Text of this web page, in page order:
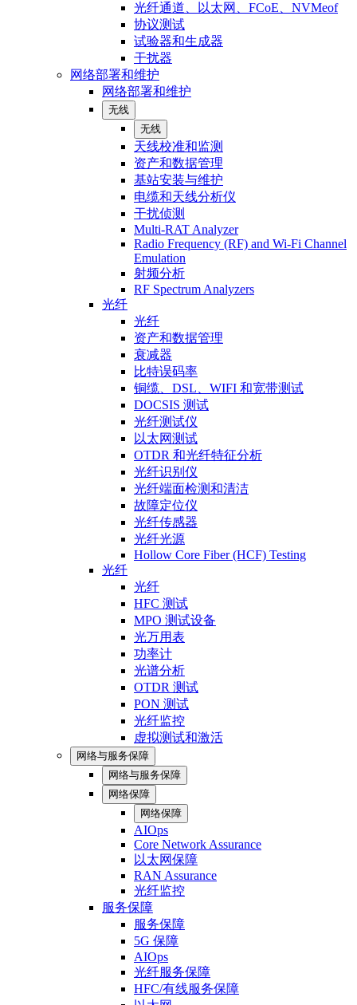
光纤通道、以太网、FCoE、NVMeof
协议测试
试验器和生成器
干扰器
网络部署和维护
网络部署和维护
无线
无线
天线校准和监测
资产和数据管理
基站安装与维护
电缆和天线分析仪
干扰侦测
Multi-RAT Analyzer
Radio Frequency (RF) and Wi-Fi Channel
Emulation
射频分析
RF Spectrum Analyzers
光纤
光纤
资产和数据管理
衰减器
比特误码率
铜缆、DSL、WIFI 和宽带测试
DOCSIS 测试
光纤测试仪
以太网测试
OTDR 和光纤特征分析
光纤识别仪
光纤端面检测和清洁
故障定位仪
光纤传感器
光纤光源
Hollow Core Fiber (HCF) Testing
光纤
光纤
HFC 测试
MPO 测试设备
光万用表
功率计
光谱分析
OTDR 测试
PON 测试
光纤监控
虚拟测试和激活
网络与服务保障
网络与服务保障
网络保障
网络保障
AIOps
Core Network Assurance
以太网保障
RAN Assurance
光纤监控
服务保障
服务保障
5G 保障
AIOps
光纤服务保障
HFC/有线服务保障